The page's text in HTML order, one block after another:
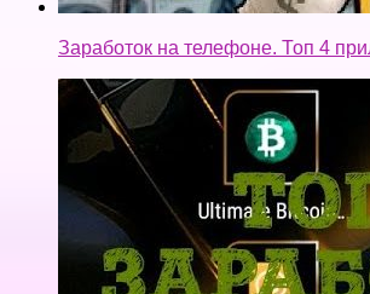
Заработок на телефоне. Топ 4